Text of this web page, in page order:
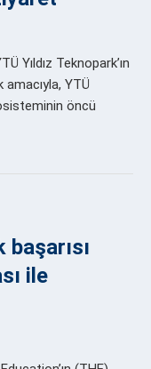
Yıldız Teknopark’ın
YTÜ
öncü
ile